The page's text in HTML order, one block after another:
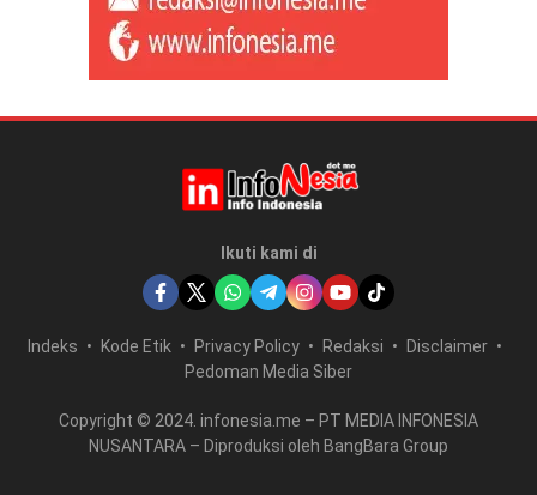
Ikuti kami di
Indeks Kode Etik Privacy Policy Redaksi
Disclaimer
Pedoman Media Siber
Copyright © 2024. infonesia.me – PT MEDIA INFONESIA
NUSANTARA – Diproduksi oleh BangBara Group